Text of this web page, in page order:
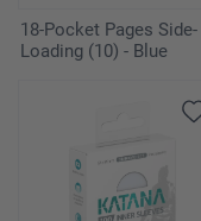
18-Pocket Pages Side-
Loading (10) - Blue